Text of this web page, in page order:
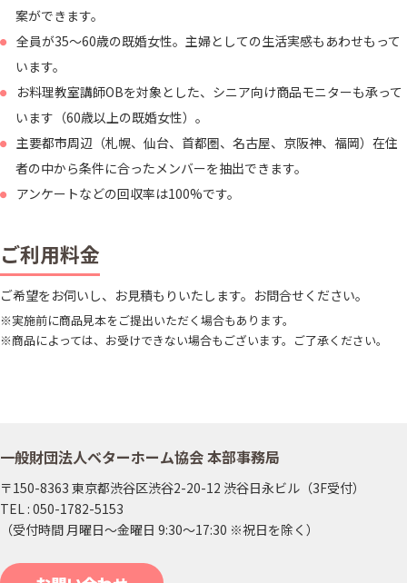
案ができます。
全員が35～60歳の既婚女性。主婦としての生活実感もあわせもって
います。
お料理教室講師OBを対象とした、シニア向け商品モニターも承って
います（60歳以上の既婚女性）。
主要都市周辺（札幌、仙台、首都圏、名古屋、京阪神、福岡）在住
者の中から条件に合ったメンバーを抽出できます。
アンケートなどの回収率は100%です。
ご利用料金
ご希望をお伺いし、お見積もりいたします。お問合せください。
※実施前に商品見本をご提出いただく場合もあります。
※商品によっては、お受けできない場合もございます。ご了承ください。
一般財団法人ベターホーム協会 本部事務局
〒150-8363 東京都渋谷区渋谷2-20-12 渋谷日永ビル（3F受付）
TEL : 050-1782-5153
（受付時間 月曜日～金曜日 9:30～17:30 ※祝日を除く）